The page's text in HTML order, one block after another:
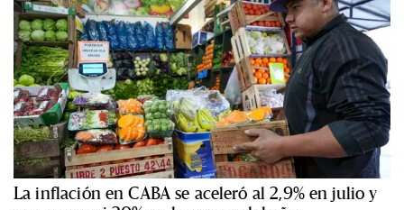
La inflación en CABA se aceleró al 2,9% en julio y